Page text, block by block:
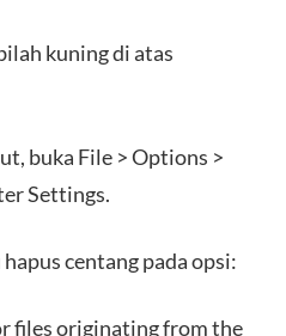
kuning di atas
buka File > Options >
Settings.
centang pada opsi:
files originating from the